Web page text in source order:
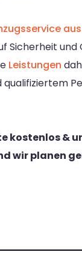
Sicherheit und
Leistungen
kostenlos &
wir planen